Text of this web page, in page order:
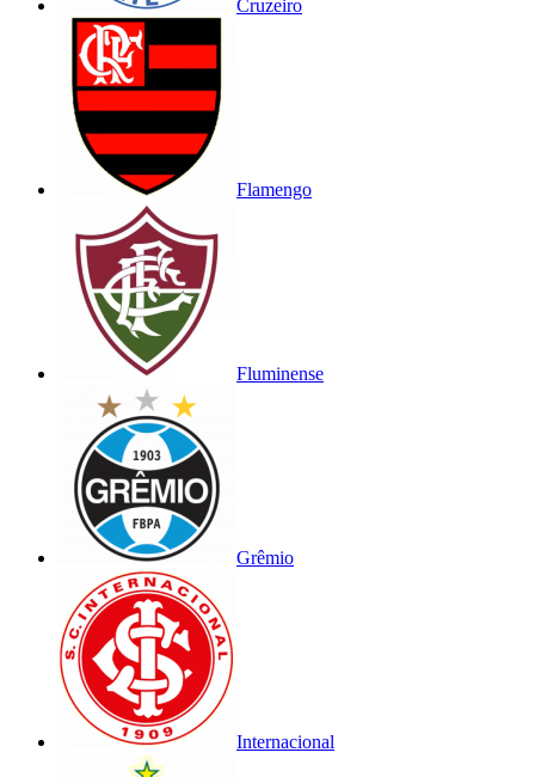
Cruzeiro
Flamengo
Fluminense
Grêmio
Internacional